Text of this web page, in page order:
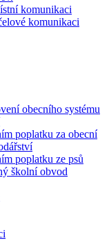
komunikaci
komunikaci
obecního systému
poplatku za obecní
poplatku ze psů
školní obvod